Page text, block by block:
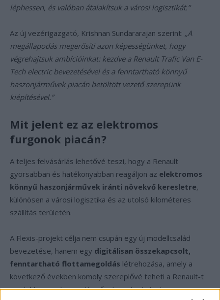
léphessen, és valóban átalakítsuk a városi logisztikát.”
Az új vezérigazgató, Krishnan Sundararajan szerint: „A
megállapodás megerősíti azon képességünket, hogy
végrehajtsuk ambícióinkat: kezdve a Renault Trafic Van E-
Tech electric bevezetésével és a fenntartható könnyű
haszonjárművek piacán betöltött vezető szerepünk
kiépítésével.”
Mit jelent ez az elektromos
furgonok piacán?
A teljes felvásárlás lehetővé teszi, hogy a Renault
gyorsabban és hatékonyabban reagáljon az elektromos
könnyű haszonjárművek iránti növekvő keresletre,
különösen a városi logisztika és az utolsó kilométeres
szállítás területén.
A Flexis-projekt célja nem csupán egy új modellcsalád
bevezetése, hanem egy digitálisan összekapcsolt,
fenntartható flottamegoldás létrehozása, amely a
következő években komoly szereplővé teheti a Renault-t
az elektromos haszonjárművek európai piacán.